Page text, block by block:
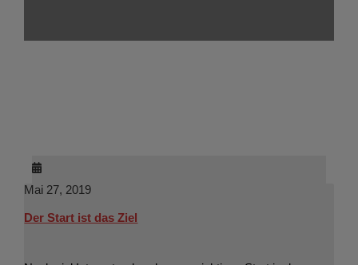
Mai 27, 2019
Der Start ist das Ziel